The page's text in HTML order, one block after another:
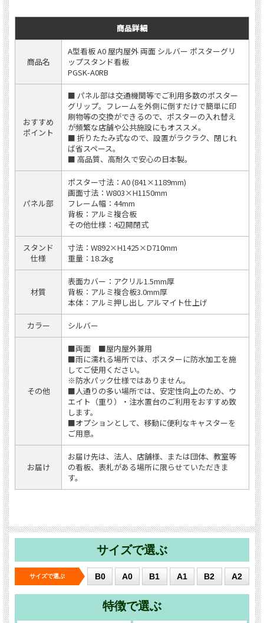
商品詳細
商品名
A型看板 A0 屋内屋外 両面 シルバー ポスターグリ
ップスタンド看板
PGSK-A0RB
おすすめ
ポイント
■ パネル部は交通機関等でご利用多数のポスター
グリップ。フレームを外側に倒すだけで簡単に印
刷物等の交換ができるので、ポスターの入れ替え
が頻繁な店舗や公共施設にもオススメ。
■ 折りたたみ式なので、設置がラクラク、閉じれ
ば省スペース。
■ 高品質、高耐久で安心の日本製。
パネル部
ポスター寸法：A0 (841×1189mm)
画面寸法：W803×H1150mm
フレーム幅：44mm
背板：アルミ複合板
その他仕様：4辺開閉式
スタンド
仕様
寸法：W892×H1425×D710mm
重量：18.2kg
材質
表面カバー：アクリル1.5mm厚
背板：アルミ複合板3.0mm厚
本体：アルミ押し出し アルマイト仕上げ
カラー シルバー
その他
■両面 ■屋内屋外兼用
■雨に濡れる場所では、ポスターに防水加工を施
してご使用ください。
※防水パック仕様ではありません。
■人通りの多い場所では、安定性向上のため、ウ
エイト（重り）・注水置台のご利用をおすすめ致
します。
■オプションとして、移動に便利なキャスターを
ご用意。
お届け
お届け先は、法人、店舗様、または団体、教室等
の看板、表札がある場所に限らせていただきま
す。